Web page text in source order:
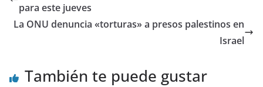
para este jueves
La ONU denuncia «torturas» a presos palestinos en
Israel
También te puede gustar